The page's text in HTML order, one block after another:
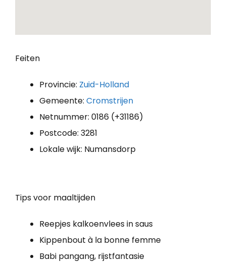
Feiten
Provincie: Zuid-Holland
Gemeente: Cromstrijen
Netnummer: 0186 (+31186)
Postcode: 3281
Lokale wijk: Numansdorp
Tips voor maaltijden
Reepjes kalkoenvlees in saus
Kippenbout à la bonne femme
Babi pangang, rijstfantasie